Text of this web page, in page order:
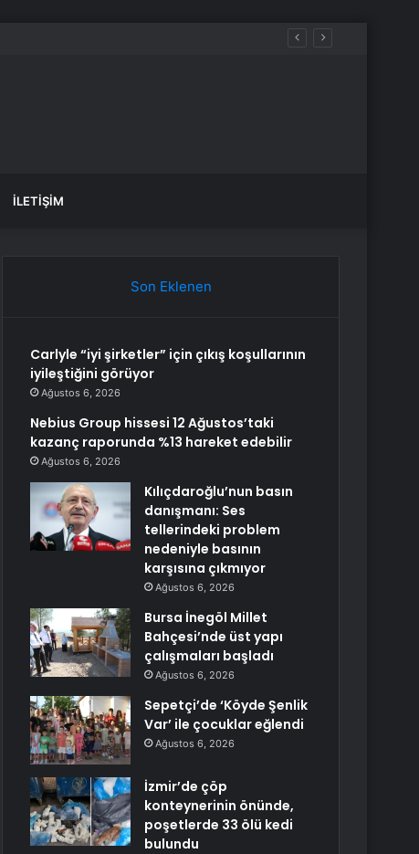
İLETIŞIM
Son Eklenen
Carlyle “iyi şirketler” için çıkış koşullarının
iyileştiğini görüyor
Ağustos 6, 2026
Nebius Group hissesi 12 Ağustos’taki
kazanç raporunda %13 hareket edebilir
Ağustos 6, 2026
Kılıçdaroğlu’nun basın
danışmanı: Ses
tellerindeki problem
nedeniyle basının
karşısına çıkmıyor
Ağustos 6, 2026
Bursa İnegöl Millet
Bahçesi’nde üst yapı
çalışmaları başladı
Ağustos 6, 2026
Sepetçi’de ‘Köyde Şenlik
Var’ ile çocuklar eğlendi
Ağustos 6, 2026
İzmir’de çöp
konteynerinin önünde,
poşetlerde 33 ölü kedi
bulundu